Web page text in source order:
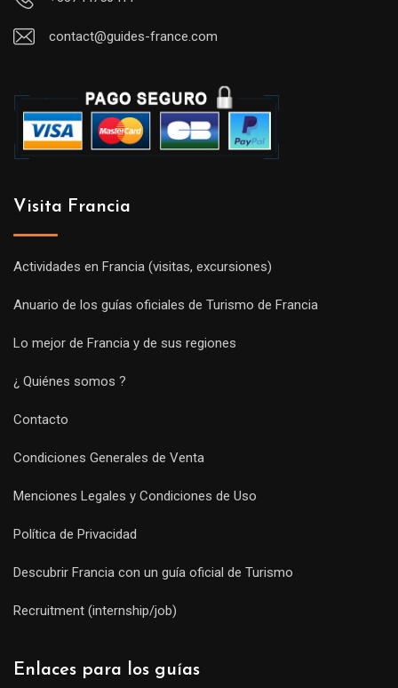
contact@guides-france.com
Visita Francia
Actividades en Francia (visitas, excursiones)
Anuario de los guías oficiales de Turismo de Francia
Lo mejor de Francia y de sus regiones
¿ Quiénes somos ?
Contacto
Condiciones Generales de Venta
Menciones Legales y Condiciones de Uso
Política de Privacidad
Descubrir Francia con un guía oficial de Turismo
Recruitment (internship/job)
Enlaces para los guías